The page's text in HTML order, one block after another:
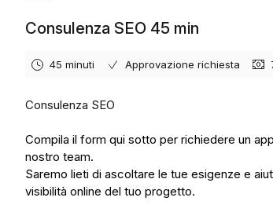
Consulenza SEO 45 min
45 minuti Approvazione richiesta
Consulenza SEO
Compila il form qui sotto per richiedere un
nostro team.
Saremo lieti di ascoltare le tue esigenze e
visibilità online del tuo progetto.